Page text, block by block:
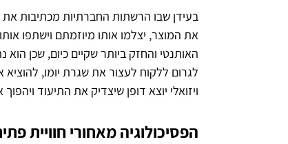
בעידן שבו הרשתות החברתיות מכתיבות
האותנטי והחזק ביותר שקיים כיום, שכן
לגרום ללקוח לעצור את שגרת יומו,
ויזואלי יוצא דופן שיצדיק את התיעוד
הפסיכולוגיה מאחורי חוויית